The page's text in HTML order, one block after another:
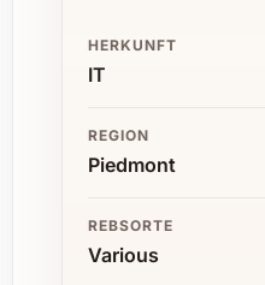
HERKUNFT
IT
REGION
Piedmont
REBSORTE
Various